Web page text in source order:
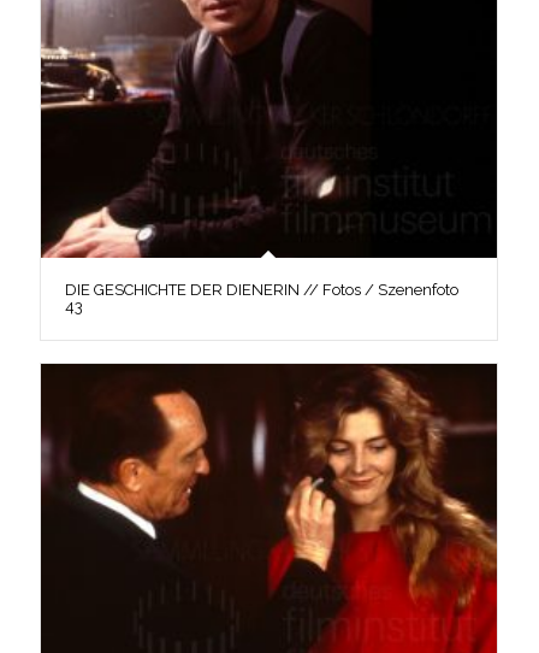
DIE GESCHICHTE DER DIENERIN // Fotos / Szenenfoto
43